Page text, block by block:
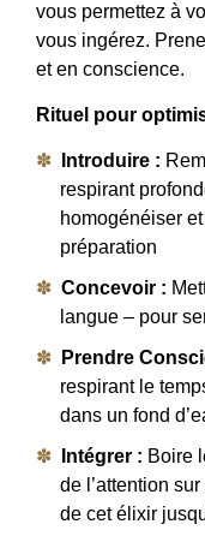
vous permettez à
vous ingérez.
et en conscience.
Rituel pour
Introduire :
respirant
homogénéiser
préparation
Concevoir :
langue – pour
Prendre
respirant le
dans un fond
Intégrer : Boire
de l’attention
de cet élixir